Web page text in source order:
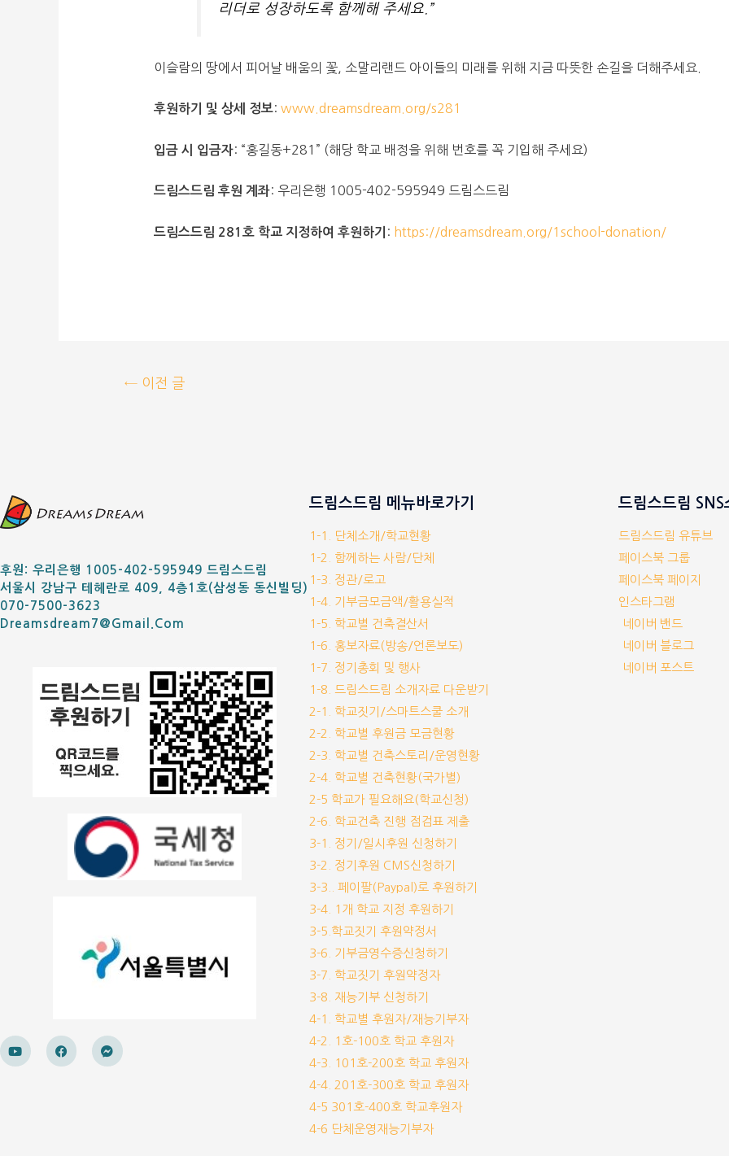
리더로 성장하도록 함께해 주세요.”
이슬람의 땅에서 피어날 배움의 꽃, 소말리랜드 아이들의 미래를 위해 지금 따뜻한 손길을 더해주세요.
후원하기 및 상세 정보: www.dreamsdream.org/s281
입금 시 입금자: “홍길동+281” (해당 학교 배정을 위해 번호를 꼭 기입해 주세요)
드림스드림 후원 계좌: 우리은행 1005-402-595949 드림스드림
드림스드림 281호 학교 지정하여 후원하기 : https://dreamsdream.org/1school-donation/
←이전 글
후원: 우리은행 1005-402-595949 드림스드림
서울시 강남구 테헤란로 409, 4층1호(삼성동 동신빌딩)
070-7500-3623
Dreamsdream7@gmail.com
드림스드림 메뉴바로가기
1-1. 단체소개/학교현황
1-2. 함께하는 사람/단체
1-3. 정관/로고
1-4. 기부금모금액/활용실적
1-5. 학교별 건축결산서
1-6. 홍보자료(방송/언론보도)
1-7. 정기총회 및 행사
1-8. 드림스드림 소개자료 다운받기
2-1. 학교짓기/스마트스쿨 소개
2-2. 학교별 후원금 모금현황
2-3. 학교별 건축스토리/운영현황
2-4. 학교별 건축현황(국가별)
2-5 학교가 필요해요(학교신청)
2-6. 학교건축 진행 점검표 제출
3-1. 정기/일시후원 신청하기
3-2. 정기후원 CMS신청하기
3-3.. 페이팔(Paypal)로 후원하기
3-4. 1개 학교 지정 후원하기
3-5.학교짓기 후원약정서
3-6. 기부금영수증신청하기
3-7. 학교짓기 후원약정자
3-8. 재능기부 신청하기
4-1. 학교별 후원자/재능기부자
4-2. 1호-100호 학교 후원자
4-3. 101호-200호 학교 후원자
4-4. 201호-300호 학교 후원자
4-5 301호-400호 학교후원자
4-6 단체운영재능기부자
드림스드림 SNS
드림스드림 유튜브
페이스북 그룹
페이스북 페이지
인스타그램
네이버 밴드
네이버 블로그
네이버 포스트